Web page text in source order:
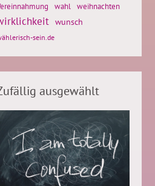
wahl weihnachten
wunsch
sein.de
ausgewählt